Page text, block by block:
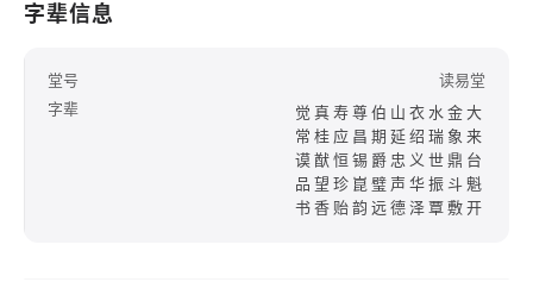
字辈信息
堂号
读易堂
字辈
觉真寿尊伯山衣水金大
常桂应昌期延绍瑞象来
谟猷恒锡爵忠义世鼎台
品望珍崑璧声华振斗魁
书香贻韵远德泽覃敷开